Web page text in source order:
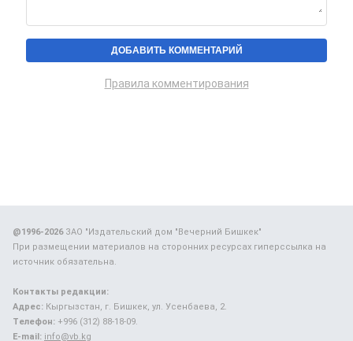
Правила комментирования
@1996-2026ЗАО "Издательский дом "Вечерний Бишкек"
При размещении материалов на сторонних ресурсах гиперссылка на
источник обязательна.
Контакты редакции:
Адрес: Кыргызстан, г. Бишкек, ул. Усенбаева, 2.
Телефон: +996 (312) 88-18-09.
E-mail: info@vb.kg